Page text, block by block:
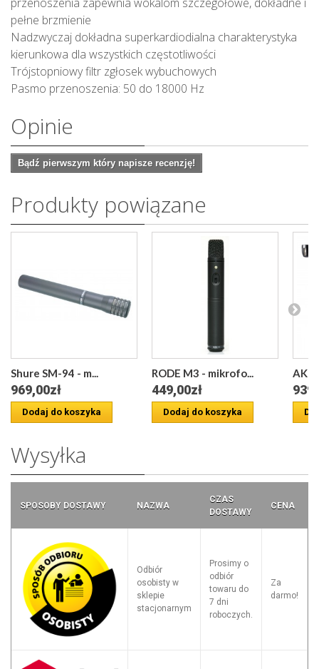
przenoszenia zapewnia wokalom szczegółowe, dokładne i
pełne brzmienie
Nadzwyczaj dokładna superkardiodialna charakterystyka
kierunkowa dla wszystkich częstotliwości
Trójstopniowy filtr zgłosek wybuchowych
Pasmo przenoszenia: 50 do 18000 Hz
Opinie
Bądź pierwszym który napisze recenzję!
Produkty powiązane
Shure SM-94 - m...
969,00zł
Dodaj do koszyka
RODE M3 - mikrofo...
449,00zł
Dodaj do koszyka
AKG
Wysyłka
SPOSOBY DOSTAWY NAZWA
CZAS
DOSTAWY
CENA
Odbiór
osobisty w
sklepie
stacjonarnym
Prosimy o
odbiór
towaru do
7 dni
roboczych.
Za
darmo!